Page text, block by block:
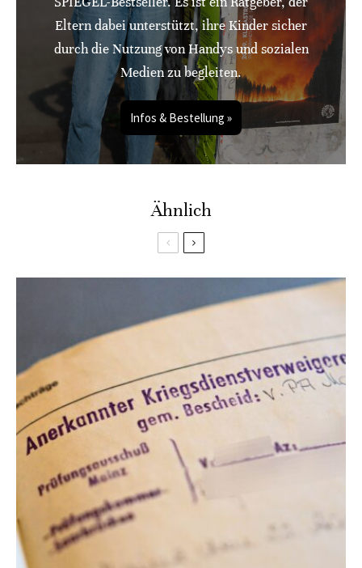
Eltern dabei unterstützt, ihre Kinder sicher
durch die Nutzung von Handys und sozialen
Medien zu begleiten.
Infos & Bestellung »
Ähnlich